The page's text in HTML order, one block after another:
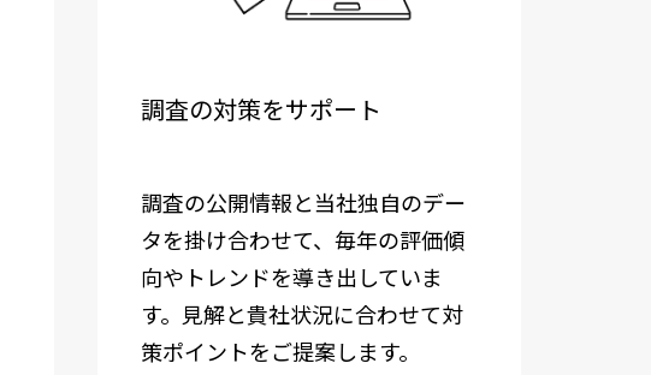
調査の対策をサポート
調査の公開情報と当社独自のデー
タを掛け合わせて、毎年の評価傾
向やトレンドを導き出していま
す。見解と貴社状況に合わせて対
策ポイントをご提案します。